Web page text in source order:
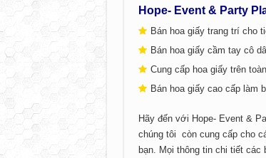
Hope- Event & Party
Bán hoa giấy trang trí cho
Bán hoa giấy cầm tay cô
Cung cấp hoa giấy trên
Bán hoa giấy cao cấp làm
Hãy đến với Hope- Event &
chúng tôi còn cung cấp cho
bạn. Mọi thông tin chi tiết các